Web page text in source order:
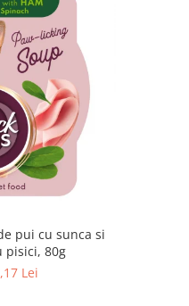
cu sunca si
pisici, 80g
Lei